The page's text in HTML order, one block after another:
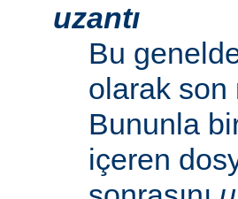
uzantı
Bu
olarak son
Bununla
içeren